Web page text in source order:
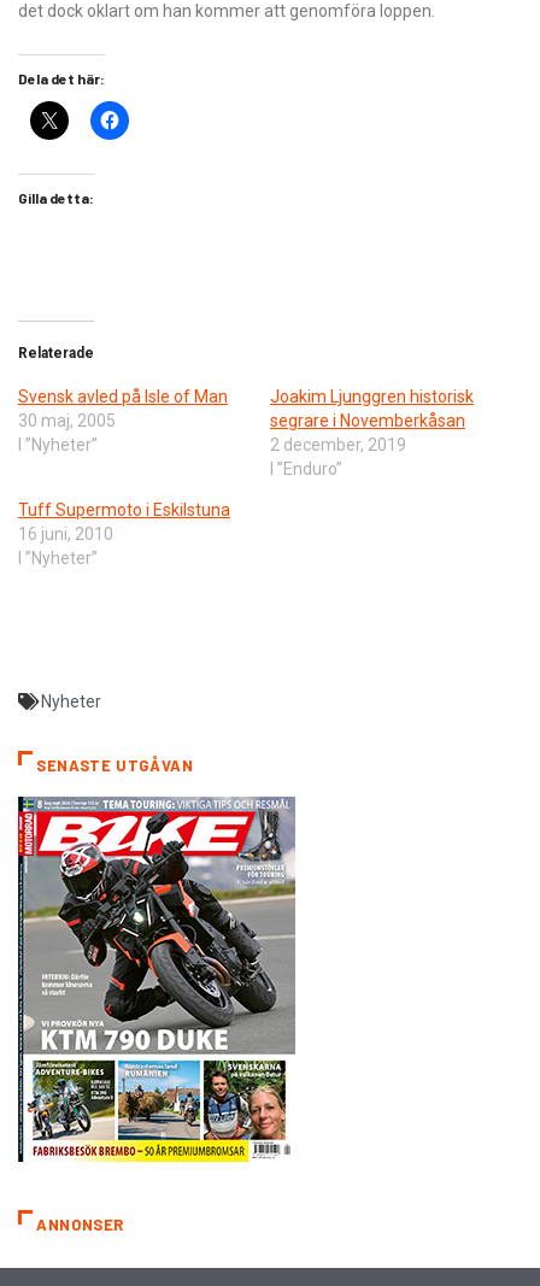
det dock oklart om han kommer att genomföra loppen.
Dela det här:
Gilla detta:
Relaterade
Svensk avled på Isle of Man
30 maj, 2005
I ”Nyheter”
Joakim Ljunggren historisk
segrare i Novemberkåsan
2 december, 2019
I ”Enduro”
Tuff Supermoto i Eskilstuna
16 juni, 2010
I ”Nyheter”
Nyheter
SENASTE UTGÅVAN
ANNONSER